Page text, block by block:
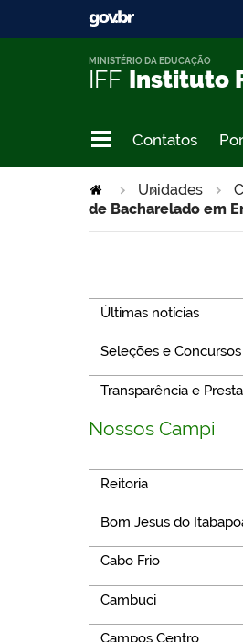
IFF Instituto
MINISTÉRIO DA EDUCAÇÃO
Contatos
Unidades
>
de Bacharelado em
Últimas notícias
Seleções e Concursos
Transparência e
Nossos Campi
Reitoria
Bom Jesus do
Cabo Frio
Cambuci
Campos Centro